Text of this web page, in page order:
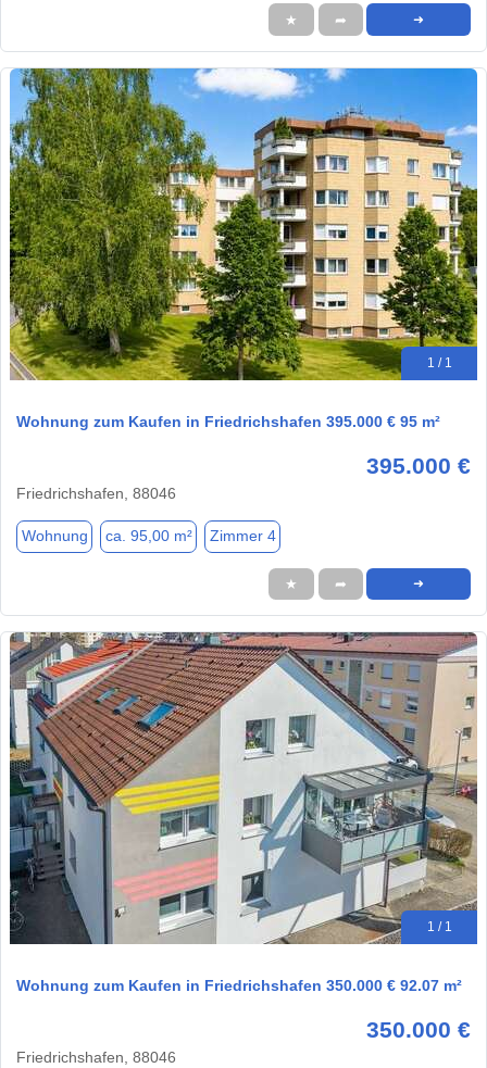
★ ➦ ➜
1 / 1
Wohnung zum Kaufen in Friedrichshafen 395.000 € 95 m²
395.000 €
Friedrichshafen, 88046
Wohnung ca. 95,00 m² Zimmer 4
★ ➦ ➜
1 / 1
Wohnung zum Kaufen in Friedrichshafen 350.000 € 92.07 m²
350.000 €
Friedrichshafen, 88046